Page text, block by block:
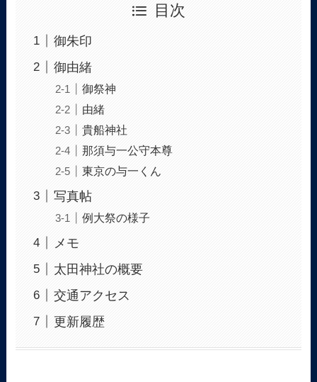
目次
御朱印
御由緒
御祭神
由緒
貴船神社
那須与一公守本尊
東京の与一くん
写真帖
例大祭の様子
メモ
太田神社の概要
交通アクセス
更新履歴